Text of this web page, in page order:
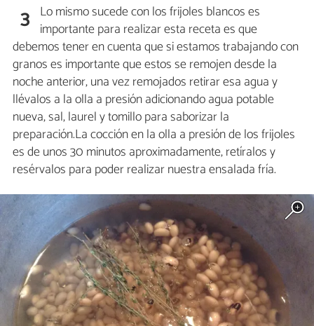
3 Lo mismo sucede con los frijoles blancos es
importante para realizar esta receta es que
debemos tener en cuenta que si estamos trabajando con
granos es importante que estos se remojen desde la
noche anterior, una vez remojados retirar esa agua y
llévalos a la olla a presión adicionando agua potable
nueva, sal, laurel y tomillo para saborizar la
preparación.La cocción en la olla a presión de los frijoles
es de unos 30 minutos aproximadamente, retíralos y
resérvalos para poder realizar nuestra ensalada fría.